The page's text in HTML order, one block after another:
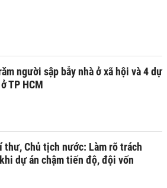
người sập bẫy nhà ở xã hội và 4 dự
TP HCM
thư, Chủ tịch nước: Làm rõ trách
dự án chậm tiến độ, đội vốn